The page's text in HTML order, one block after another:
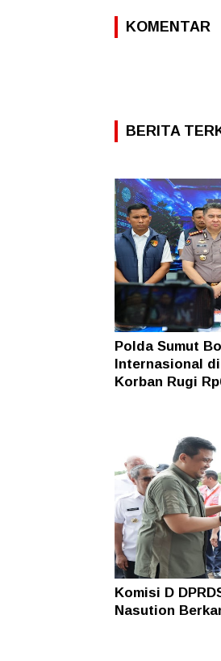
KOMENTAR
BERITA
Polda Sumut
Internasional
Korban Rugi
Komisi D
Nasution